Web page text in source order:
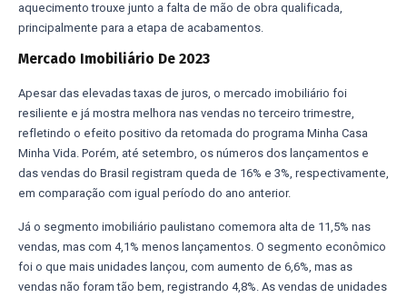
aquecimento trouxe junto a falta de mão de obra qualificada,
principalmente para a etapa de acabamentos.
Mercado Imobiliário De 2023
Apesar das elevadas taxas de juros, o mercado imobiliário foi
resiliente e já mostra melhora nas vendas no terceiro trimestre,
refletindo o efeito positivo da retomada do programa Minha Casa
Minha Vida. Porém, até setembro, os números dos lançamentos e
das vendas do Brasil registram queda de 16% e 3%, respectivamente,
em comparação com igual período do ano anterior.
Já o segmento imobiliário paulistano comemora alta de 11,5% nas
vendas, mas com 4,1% menos lançamentos. O segmento econômico
foi o que mais unidades lançou, com aumento de 6,6%, mas as
vendas não foram tão bem, registrando 4,8%. As vendas de unidades